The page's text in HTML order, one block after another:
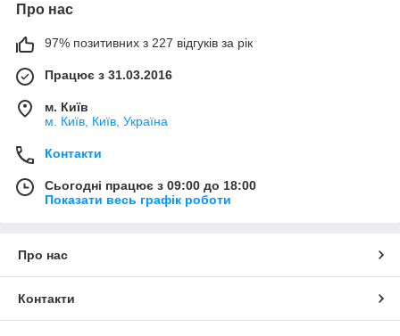
Про нас
97% позитивних з 227 відгуків за рік
Працює з 31.03.2016
м. Київ
м. Київ, Київ, Україна
Контакти
Сьогодні працює з 09:00 до 18:00
Показати весь графік роботи
Про нас
Контакти